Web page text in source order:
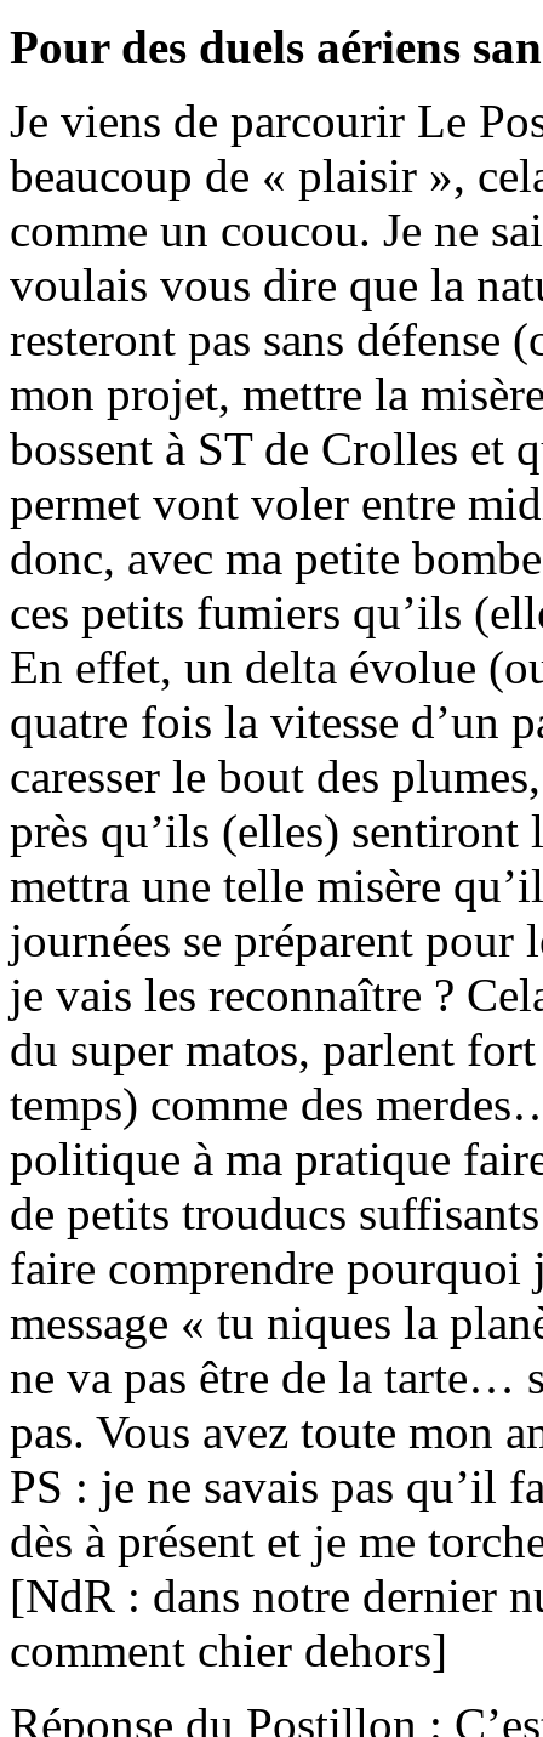
Pour des duels aériens
Je viens de parcourir Le
beaucoup de « plaisir »,
comme un coucou. Je ne
voulais vous dire que la
resteront pas sans
mon projet, mettre la
bossent à ST de Crolles et
permet vont voler entre
donc, avec ma petite
ces petits fumiers qu’ils
En effet, un delta évolue
quatre fois la vitesse d’un
caresser le bout des
près qu’ils (elles) sentiront
mettra une telle misère
journées se préparent
je vais les reconnaître ?
du super matos, parlent
temps) comme des
politique à ma pratique
de petits trouducs
faire comprendre pourquoi
message « tu niques la
ne va pas être de la tarte…
pas. Vous avez toute mon
PS : je ne savais pas qu’il
dès à présent et je me
[NdR : dans notre dernier
comment chier dehors]
Réponse du Postillon :